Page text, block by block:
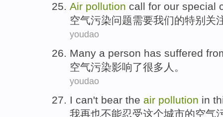
Air pollution call for our special
空气污染问题需要我们的特别 关
youdao
Many a person has suffered
空气污染影响了很多 人 。
youdao
I can't bear the air pollution in
我再也不能忍受这个城市的空气